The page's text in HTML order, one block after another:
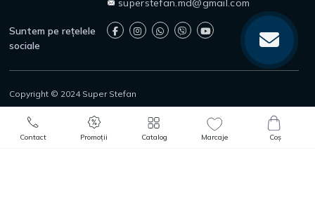
Contact Promoții Catalog Marcaje
0
Coș
Adaugă în Coș
superstefan.md@gmail.com
Suntem pe rețelele
sociale
Copyright © 2024 Super Stefan
Politica de confidențialitate
Politica de returnare
Protecția consumatorilor